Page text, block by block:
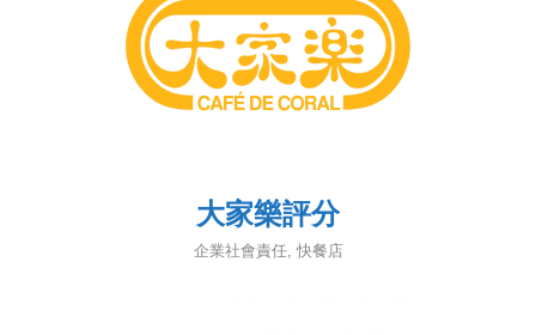
大家樂評分
企業社會責任, 快餐店